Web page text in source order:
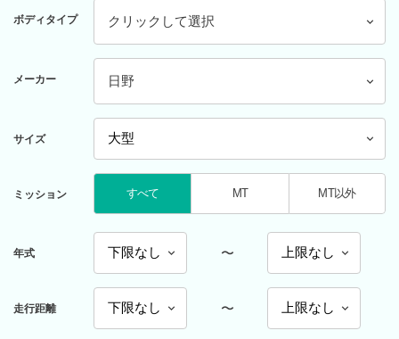
ボディタイプ クリックして選択
メーカー 日野
サイズ
ミッション すべて MT MT以外
年式 〜
走行距離 〜